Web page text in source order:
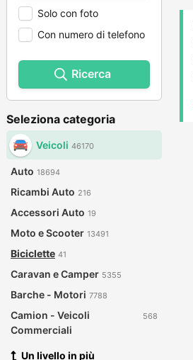
Solo con foto
Con numero di telefono
Ricerca
Seleziona categoria
Veicoli 46170
Auto 18694
Ricambi Auto 216
Accessori Auto 19
Moto e Scooter 13491
Biciclette 41
Caravan e Camper 5355
Barche - Motori 7788
Camion - Veicoli
Commerciali
568
Un livello in più